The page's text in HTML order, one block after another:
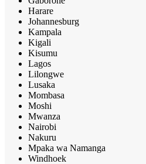
Harare
Johannesburg
Kampala
Kigali
Kisumu
Lagos
Lilongwe
Lusaka
Mombasa
Moshi
Mwanza
Nairobi
Nakuru
Mpaka wa Namanga
Windhoek